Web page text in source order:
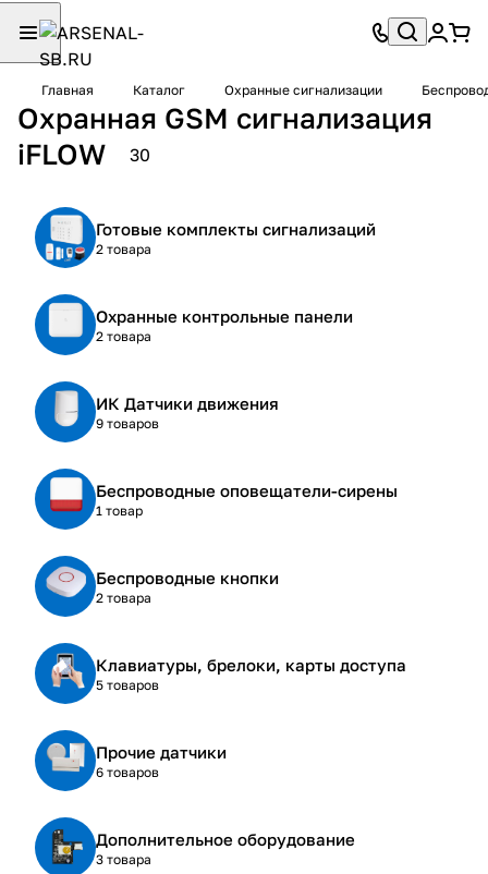
Главная Каталог Охранные сигнализации
Охранная GSM сигнализация
iFLOW
30
Готовые комплекты сигнализаций
2 товара
Охранные контрольные панели
2 товара
ИК Датчики движения
9 товаров
Беспроводные оповещатели-сирены
1 товар
Беспроводные кнопки
2 товара
Клавиатуры, брелоки, карты доступа
5 товаров
Прочие датчики
6 товаров
Дополнительное оборудование
3 товара